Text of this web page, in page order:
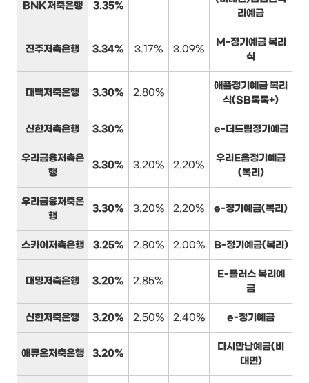
BNK저축은행 3.35%
리예금
진주저축은행 3.34% 3.17% 3.09%
M-정기예금 복리
식
대백저축은행 3.30% 2.80%
애플정기예금 복리
식(SB톡톡+)
신한저축은행 3.30% e-더드림정기예금
우리금융저축은
행
3.30% 3.20% 2.20%
우리E음정기예금
(복리)
우리금융저축은
행
3.30% 3.20% 2.20% e-정기예금(복리)
스카이저축은행 3.25% 2.80% 2.00% B-정기예금(복리)
대명저축은행 3.20% 2.85%
E-플러스 복리예
금
신한저축은행 3.20% 2.50% 2.40% e-정기예금
애큐온저축은행 3.20%
다시만난예금(비
대면)